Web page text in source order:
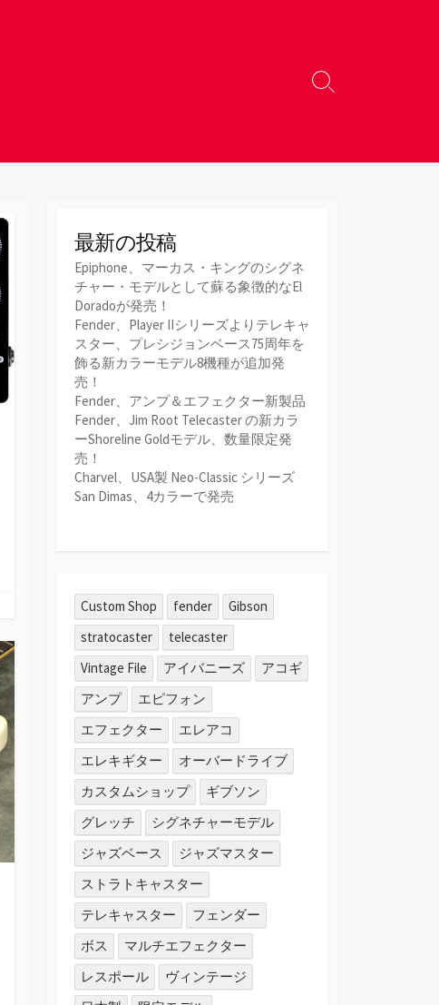
検
替
最新の投稿
Epiphone、マーカス・キングのシグネ
チャー・モデルとして蘇る象徴的なEl
Doradoが発売！
Fender、Player IIシリーズよりテレキャ
スター、プレシジョンベース75周年を
飾る新カラーモデル8機種が追加発
売！
Fender、アンプ＆エフェクター新製品
Fender、Jim Root Telecaster の新カラ
ーShoreline Goldモデル、数量限定発
売！
Charvel、USA製 Neo-Classic シリーズ
San Dimas、4カラーで発売
Custom Shop fender
Gibson
stratocaster
telecaster
Vintage File
アイバニーズ
アコギ
アンプ
エピフォン
エフェクター
エレアコ
エレキギター
オーバードライブ
カスタムショップ
ギブソン
グレッチ
シグネチャーモデル
ジャズベース
ジャズマスター
ストラトキャスター
テレキャスター
フェンダー
ボス
マルチエフェクター
レスポール
ヴィンテージ